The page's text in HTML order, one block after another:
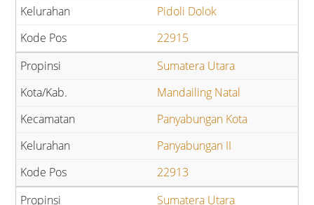
Pidoli Dolok
22915
Sumatera Utara
Mandailing Natal
Panyabungan Kota
Panyabungan II
22913
Sumatera Utara